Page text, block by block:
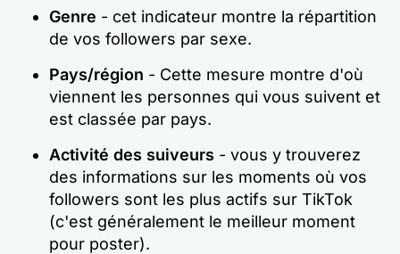
Genre - cet indicateur montre la répartition
de vos followers par sexe.
Pays/région - Cette mesure montre d'où
viennent les personnes qui vous suivent et
est classée par pays.
Activité des suiveurs - vous y trouverez
des informations sur les moments où vos
followers sont les plus actifs sur TikTok
(c'est généralement le meilleur moment
pour poster).